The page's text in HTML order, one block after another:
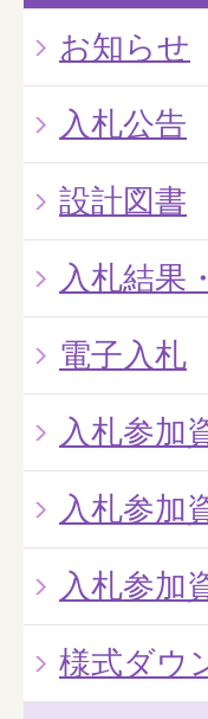
お知らせ
入札公告
設計図書
入札結果
電子入札
入札参加
入札参加
入札参加
様式ダウ